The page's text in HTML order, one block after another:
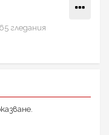
гледания